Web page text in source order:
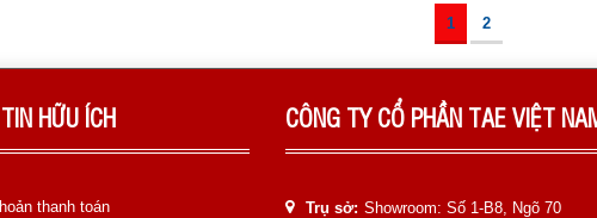
1 2
HỮU ÍCH
thanh toán
CÔNG TY CỔ PHẦN TAE VIỆT
Trụ sở: Showroom: Số 1-B8, Ngõ 70